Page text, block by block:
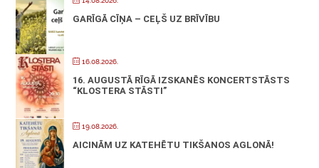
GARĪGĀ CĪŅA – CEĻŠ UZ BRĪVĪBU
16.08.2026.
16. AUGUSTĀ RĪGĀ IZSKANĒS KONCERTSTĀSTS
“KLOSTERA STĀSTI”
19.08.2026.
AICINĀM UZ KATEHĒTU TIKŠANOS AGLONĀ!